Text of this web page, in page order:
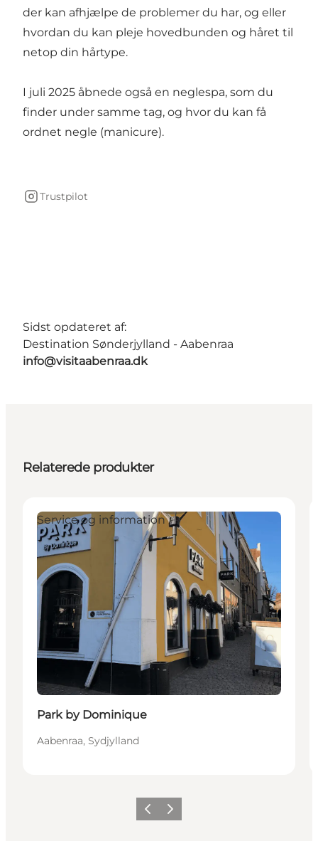
der kan afhjælpe de problemer du har, og eller
hvordan du kan pleje hovedbunden og håret til
netop din hårtype.
I juli 2025 åbnede også en neglespa, som du
finder under samme tag, og hvor du kan få
ordnet negle (manicure).
Instagram
Trustpilot
Sidst opdateret af:
Destination Sønderjylland - Aabenraa
info@visitaabenraa.dk
Relaterede produkter
Service og information
Park by Dominique
Aabenraa, Sydjylland
ForrigeNæste